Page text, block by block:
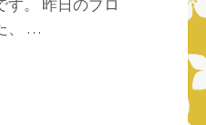
す。 昨日のブロ
、 …